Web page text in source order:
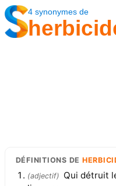
4synonymes de
DÉFINITIONS DE
(adjectif) Qui détruit